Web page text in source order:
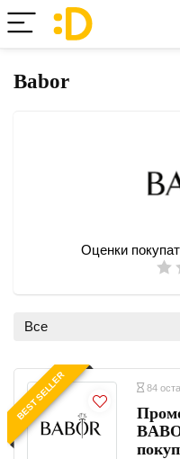
Babor
Оценки
Все
BEST SELLER 84